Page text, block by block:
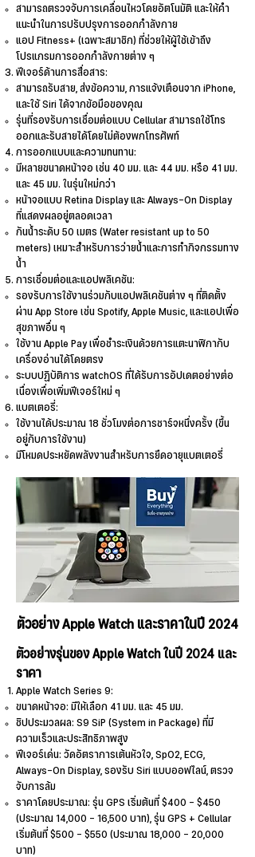
สามารถตรวจจับการเคลื่อนไหวโดยอัตโนมัติ และให้คำ
แนะนำในการปรับปรุงการออกกำลังกาย
แอป Fitness+ (เฉพาะสมาชิก) ที่ช่วยให้ผู้ใช้เข้าถึง
โปรแกรมการออกกำลังกายต่าง ๆ
ฟีเจอร์ด้านการสื่อสาร:
สามารถรับสาย, ส่งข้อความ, การแจ้งเตือนจาก iPhone,
และใช้ Siri ได้จากข้อมือของคุณ
รุ่นที่รองรับการเชื่อมต่อแบบ Cellular สามารถใช้โทร
ออกและรับสายได้โดยไม่ต้องพกโทรศัพท์
การออกแบบและความทนทาน:
มีหลายขนาดหน้าจอ เช่น 40 มม. และ 44 มม. หรือ 41 มม.
และ 45 มม. ในรุ่นใหม่กว่า
หน้าจอแบบ Retina Display และ Always-On Display
ที่แสดงผลอยู่ตลอดเวลา
กันน้ำระดับ 50 เมตร (Water resistant up to 50
meters) เหมาะสำหรับการว่ายน้ำและการทำกิจกรรมทาง
น้ำ
การเชื่อมต่อและแอปพลิเคชัน:
รองรับการใช้งานร่วมกับแอปพลิเคชันต่าง ๆ ที่ติดตั้ง
ผ่าน App Store เช่น Spotify, Apple Music, และแอปเพื่อ
สุขภาพอื่น ๆ
ใช้งาน Apple Pay เพื่อชำระเงินด้วยการแตะนาฬิกากับ
เครื่องอ่านได้โดยตรง
ระบบปฏิบัติการ watchOS ที่ได้รับการอัปเดตอย่างต่อ
เนื่องเพื่อเพิ่มฟีเจอร์ใหม่ ๆ
แบตเตอรี่:
ใช้งานได้ประมาณ 18 ชั่วโมงต่อการชาร์จหนึ่งครั้ง (ขึ้น
อยู่กับการใช้งาน)
มีโหมดประหยัดพลังงานสำหรับการยืดอายุแบตเตอรี่
ตัวอย่าง Apple Watch และราคาในปี 2024
ตัวอย่างรุ่นของ Apple Watch ในปี 2024 และ
ราคา
Apple Watch Series 9:
ขนาดหน้าจอ: มีให้เลือก 41 มม. และ 45 มม.
ชิปประมวลผล: S9 SiP (System in Package) ที่มี
ความเร็วและประสิทธิภาพสูง
ฟีเจอร์เด่น: วัดอัตราการเต้นหัวใจ, SpO2, ECG,
Always-On Display, รองรับ Siri แบบออฟไลน์, ตรวจ
จับการล้ม
ราคาโดยประมาณ: รุ่น GPS เริ่มต้นที่ $400 - $450
(ประมาณ 14,000 - 16,500 บาท), รุ่น GPS + Cellular
เริ่มต้นที่ $500 - $550 (ประมาณ 18,000 - 20,000
บาท)